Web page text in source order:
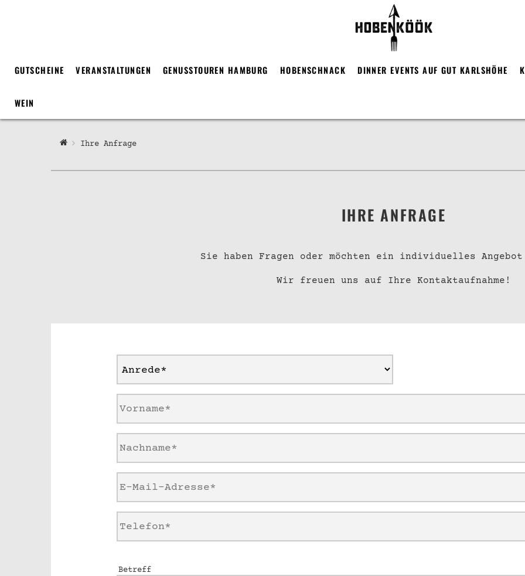
GUTSCHEINE VERANSTALTUNGEN GENUSSTOUREN HAMBURG HOBENSCHNACK DINNER EVENTS AUF GUT KARLSHÖHE
WEIN
Ihre Anfrage
IHRE ANFRAGE
Sie haben Fragen oder möchten ein individuelles
Wir freuen uns auf Ihre Kontaktaufnahme!
Betreff